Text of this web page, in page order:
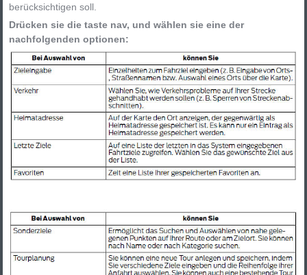
berücksichtigen soll.
Drücken sie die taste nav, und wählen sie eine der
nachfolgenden optionen: